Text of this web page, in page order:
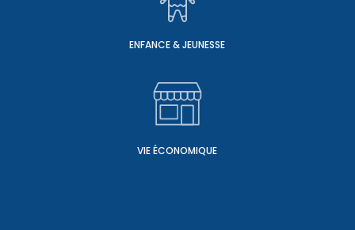
ENFANCE & JEUNESSE
VIE ÉCONOMIQUE